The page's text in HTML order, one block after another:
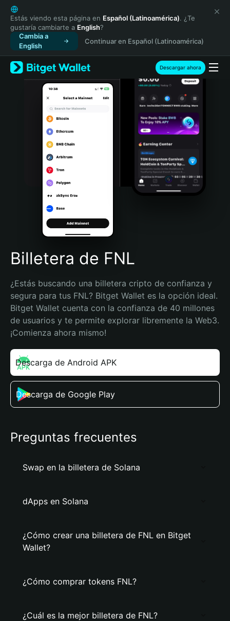
English
日本語
Tiếng Việt
Русский
Español (Latinoamérica)
Türkçe
Italiano
Português (Portugal)
Bahasa Indonesia
Português (Brasil)
Español (Argentina)
Estás viendo esta página en Español (Latinoamérica). ¿Te
gustaría cambiarte a English?
Cambia a
English
Continuar en Español (Latinoamérica)
Descargar ahora
Billetera de FNL
¿Estás buscando una billetera cripto de confianza y
segura para tus FNL? Bitget Wallet es la opción ideal.
Bitget Wallet cuenta con la confianza de 40 millones
de usuarios y te permite explorar libremente la Web3.
¡Comienza ahora mismo!
Descarga de Android APK
Descarga de Google Play
Preguntas frecuentes
Swap en la billetera de Solana
dApps en Solana
¿Cómo crear una billetera de FNL en Bitget
Wallet?
¿Cómo comprar tokens FNL?
¿Cuál es la mejor billetera de FNL?